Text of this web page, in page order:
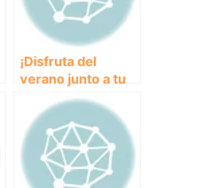
¡Disfruta del
verano junto a tu
peludo! Descubre
las mejores playas
para perros en
Valencia.